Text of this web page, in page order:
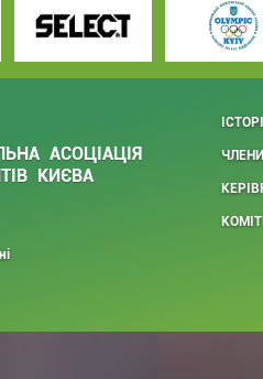
АСОЦІАЦІЯ
КИЄВА